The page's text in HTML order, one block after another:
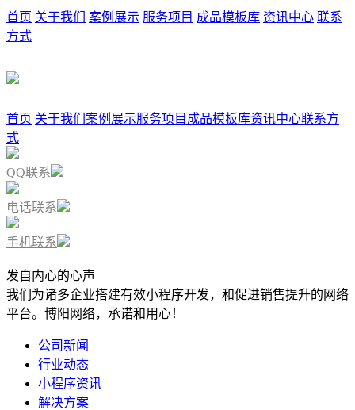
首页 关于我们 案例展示 服务项目 成品模板库 资讯中心 联系
方式
首页 关于我们 案例展示服务项目 成品模板库资讯中心联系方
式
QQ联系
电话联系
手机联系
发自内心的心声
我们为诸多企业搭建有效小程序开发，和促进销售提升的网络
平台。博阳网络，承诺和用心！
公司新闻
行业动态
小程序资讯
解决方案